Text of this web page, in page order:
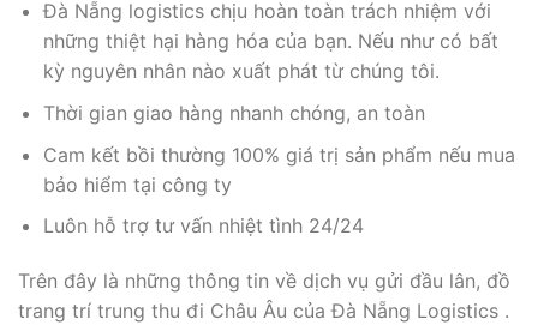
Đà Nẵng logistics chịu hoàn toàn trách nhiệm với
những thiệt hại hàng hóa của bạn. Nếu như có bất
kỳ nguyên nhân nào xuất phát từ chúng tôi.
Thời gian giao hàng nhanh chóng, an toàn
Cam kết bồi thường 100% giá trị sản phẩm nếu mua
bảo hiểm tại công ty
Luôn hỗ trợ tư vấn nhiệt tình 24/24
Trên đây là những thông tin về dịch vụ gửi đầu lân, đồ
trang trí trung thu đi Châu Âu của Đà Nẵng Logistics .